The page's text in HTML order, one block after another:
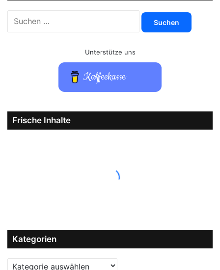
nach:
Unterstütze uns
Kaffeekasse
Frische Inhalte
Kategorien
Kategorien